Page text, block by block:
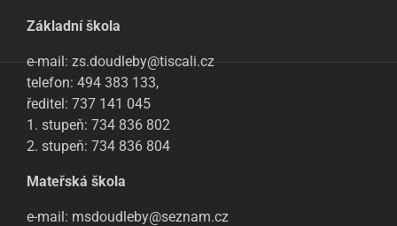
Základní škola
e-mail: zs.doudleby@tiscali.cz
telefon: 494 383 133,
ředitel: 737 141 045
1. stupeň: 734 836 802
2. stupeň: 734 836 804
Mateřská škola
e-mail: msdoudleby@seznam.cz